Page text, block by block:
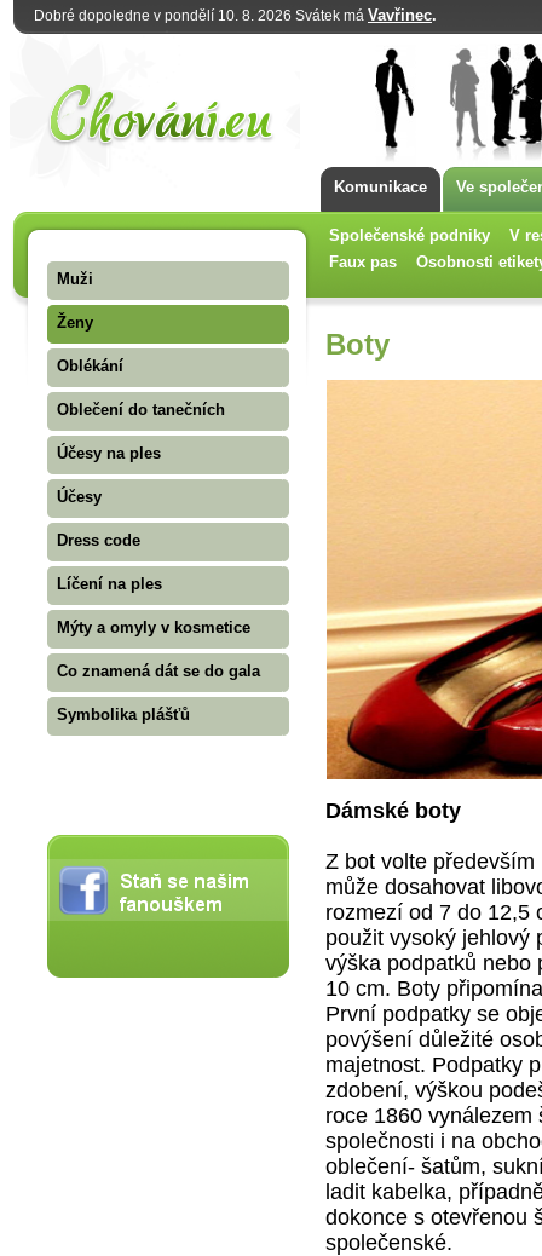
Dobré dopoledne v pondělí 10. 8. 2026 Svátek má Vavřinec.
Komunikace Ve
Společenské podniky
V
Faux pas
Osobnosti
Muži
Ženy
Oblékání
Oblečení do tanečních
Účesy na ples
Účesy
Dress code
Líčení na ples
Mýty a omyly v kosmetice
Co znamená dát se do gala
Symbolika plášťů
Boty
Dámské boty
Z bot volte
může dosahovat
rozmezí od 7 do 12,5
použit vysoký jehlový
výška podpatků nebo
10 cm. Boty
První podpatky se
povýšení důležité
majetnost. Podpatky
zdobení, výškou
roce 1860
společnosti i na
oblečení- šatům,
ladit kabelka,
dokonce s otevřenou
společenské.